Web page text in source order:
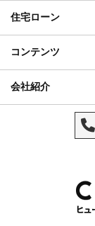
住宅ローン
コンテンツ
会社紹介